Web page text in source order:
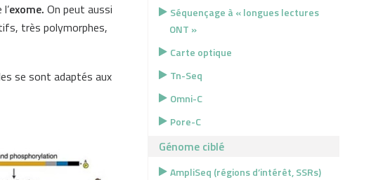
exome. On peut aussi
très polymorphes,
se sont adaptés aux
Séquençage à « longues lectures
ONT »
Carte optique
Tn-Seq
Omni-C
Pore-C
Génome ciblé
AmpliSeq (régions d’intérêt, SSRs)